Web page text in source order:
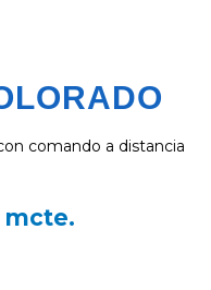
comando a distancia
mcte.